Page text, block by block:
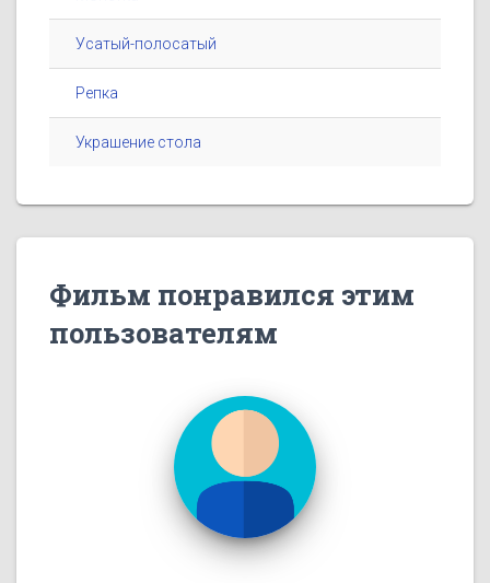
Усатый-полосатый
Репка
Украшение стола
Фильм понравился этим
пользователям